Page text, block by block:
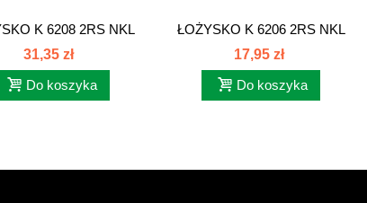
K 6208 2RS NKL
31,35 zł
Do koszyka
ŁOŻYSKO K 6206 2RS NKL
17,95 zł
Do koszyka